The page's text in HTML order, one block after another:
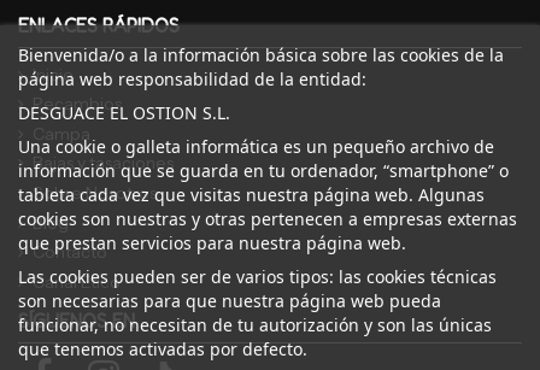
ENLACES RÁPIDOS
Inicio
Recambios
Campa
Bajas y tasaciones
Sobre Nosotros
Blog
Contacto
Canal Ético
Bienvenida/o a la información básica sobre las cookies de la
página web responsabilidad de la entidad:
DESGUACE EL OSTION S.L.
Una cookie o galleta informática es un pequeño archivo de
información que se guarda en tu ordenador, “smartphone” o
tableta cada vez que visitas nuestra página web. Algunas
cookies son nuestras y otras pertenecen a empresas externas
que prestan servicios para nuestra página web.
Las cookies pueden ser de varios tipos: las cookies técnicas
son necesarias para que nuestra página web pueda
funcionar, no necesitan de tu autorización y son las únicas
que tenemos activadas por defecto.
SÍGUENOS EN